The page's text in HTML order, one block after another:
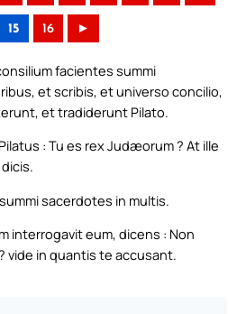
15 16 ►
facientes summi
et scribis, et universo concilio,
et tradiderunt Pilato.
: Tu es rex Judæorum ? At ille
sacerdotes in multis.
interrogavit eum, dicens : Non
vide in quantis te accusant.